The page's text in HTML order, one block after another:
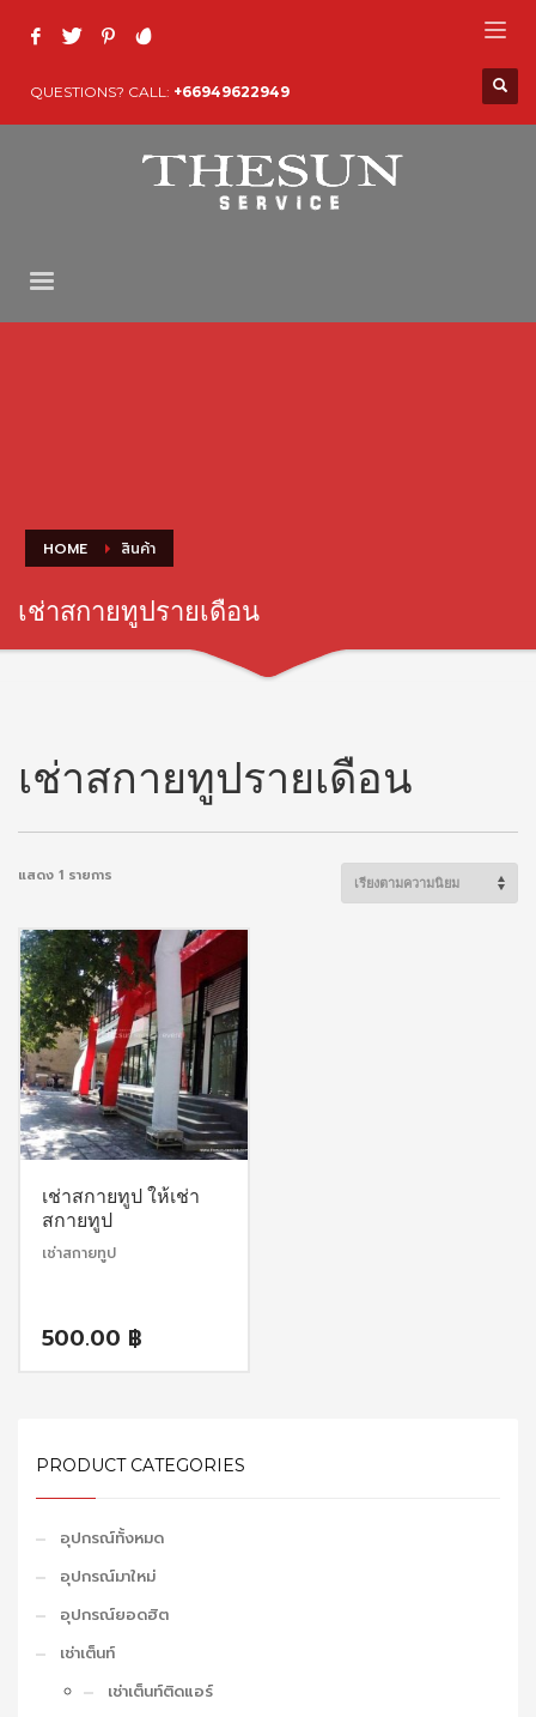
QUESTIONS? CALL: +66949622949
HOME สินค้า
เช่าสกายทูปรายเดือน
เช่าสกายทูปรายเดือน
แสดง 1 รายการ
เช่าสกายทูป ให้เช่า
สกายทูป
เช่าสกายทูป
500.00 ฿
PRODUCT CATEGORIES
อุปกรณ์ทั้งหมด
อุปกรณ์มาใหม่
อุปกรณ์ยอดฮิต
เช่าเต็นท์
เช่าเต็นท์ติดแอร์